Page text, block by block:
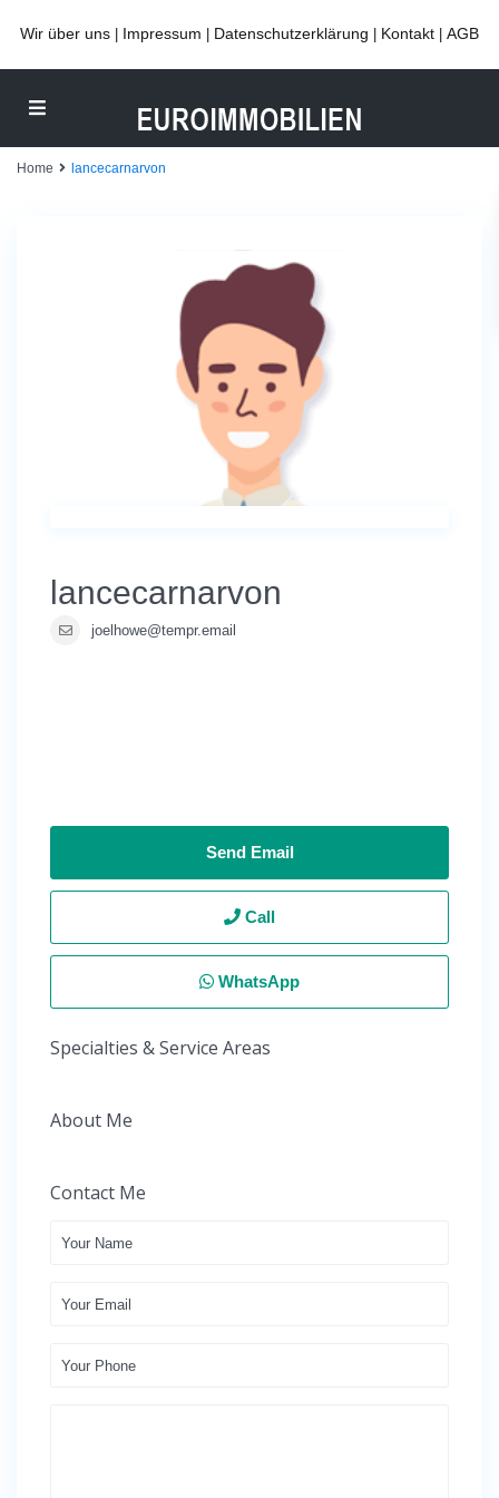
Wir über uns Impressum Datenschutzerklärung Kontakt AGB
Home lancecarnarvon
lancecarnarvon
joelhowe@tempr.email
Send Email
Call
WhatsApp
Specialties & Service Areas
About Me
Contact Me